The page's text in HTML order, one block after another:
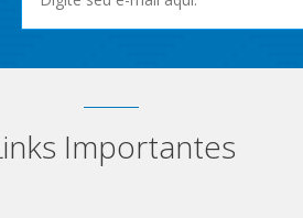
Importantes